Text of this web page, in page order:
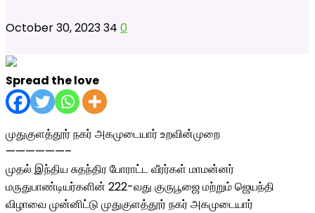
October 30, 202334 0
Spread the love
முதுகுளத்தூர் நகர் அகமுடையார் உறவின்முறை
——————–
முதல் இந்திய சுதந்திர போராட்ட வீரர்கள் மாமன்னர்
மருதுபாண்டியர்களின் 222-வது குருபூஜை மற்றும் ஜெயந்தி
விழாவை முன்னிட்டு முதுகுளத்தூர் நகர் அகமுடையார்